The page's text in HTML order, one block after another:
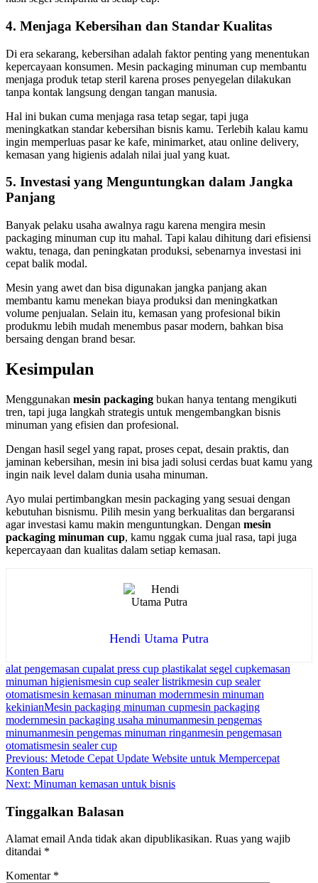
4. Menjaga Kebersihan dan Standar Kualitas
Di era sekarang, kebersihan adalah faktor penting yang menentukan
kepercayaan konsumen. Mesin packaging minuman cup membantu
menjaga produk tetap steril karena proses penyegelan dilakukan
tanpa kontak langsung dengan tangan manusia.
Hal ini bukan cuma menjaga rasa tetap segar, tapi juga
meningkatkan standar kebersihan bisnis kamu. Terlebih kalau kamu
ingin memperluas pasar ke kafe, minimarket, atau online delivery,
kemasan yang higienis adalah nilai jual yang kuat.
5. Investasi yang Menguntungkan dalam Jangka
Panjang
Banyak pelaku usaha awalnya ragu karena mengira mesin
packaging minuman cup itu mahal. Tapi kalau dihitung dari efisiensi
waktu, tenaga, dan peningkatan produksi, sebenarnya investasi ini
cepat balik modal.
Mesin yang awet dan bisa digunakan jangka panjang akan
membantu kamu menekan biaya produksi dan meningkatkan
volume penjualan. Selain itu, kemasan yang profesional bikin
produkmu lebih mudah menembus pasar modern, bahkan bisa
bersaing dengan brand besar.
Kesimpulan
Menggunakan mesin packaging bukan hanya tentang mengikuti
tren, tapi juga langkah strategis untuk mengembangkan bisnis
minuman yang efisien dan profesional.
Dengan hasil segel yang rapat, proses cepat, desain praktis, dan
jaminan kebersihan, mesin ini bisa jadi solusi cerdas buat kamu yang
ingin naik level dalam dunia usaha minuman.
Ayo mulai pertimbangkan mesin packaging yang sesuai dengan
kebutuhan bisnismu. Pilih mesin yang berkualitas dan bergaransi
agar investasi kamu makin menguntungkan. Dengan mesin
packaging minuman cup, kamu nggak cuma jual rasa, tapi juga
kepercayaan dan kualitas dalam setiap kemasan.
Hendi Utama Putra
alat pengemasan cupalat press cup plastikalat segel cupkemasan
minuman higienismesin cup sealer listrikmesin cup sealer
otomatismesin kemasan minuman modernmesin minuman
kekinianMesin packaging minuman cupmesin packaging
modernmesin packaging usaha minumanmesin pengemas
minumanmesin pengemas minuman ringanmesin pengemasan
otomatismesin sealer cup
Navigasi
pos
Previous: Metode Cepat Update Website untuk Mempercepat
Konten Baru
Next: Minuman kemasan untuk bisnis
Tinggalkan Balasan
Alamat email Anda tidak akan dipublikasikan. Ruas yang wajib
ditandai *
Komentar *